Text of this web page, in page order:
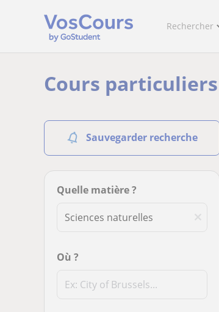
Rechercher
Cours
Sauvegarder recherche
Quelle matière ?
Où ?